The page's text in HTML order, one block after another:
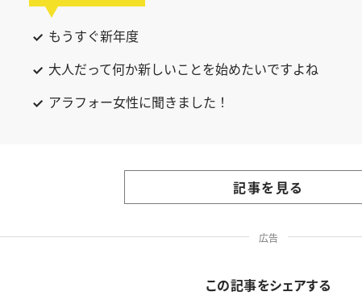
もうすぐ新年度
大人だって何か新しいことを始めたいですよね
アラフォー女性に聞きました！
記事を見る
広告
この記事をシェアする